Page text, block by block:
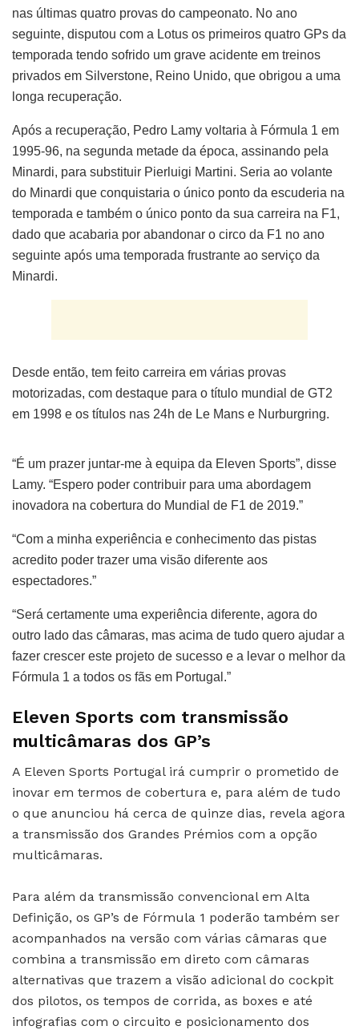
nas últimas quatro provas do campeonato. No ano
seguinte, disputou com a Lotus os primeiros quatro GPs da
temporada tendo sofrido um grave acidente em treinos
privados em Silverstone, Reino Unido, que obrigou a uma
longa recuperação.
Após a recuperação, Pedro Lamy voltaria à Fórmula 1 em
1995-96, na segunda metade da época, assinando pela
Minardi, para substituir Pierluigi Martini. Seria ao volante
do Minardi que conquistaria o único ponto da escuderia na
temporada e também o único ponto da sua carreira na F1,
dado que acabaria por abandonar o circo da F1 no ano
seguinte após uma temporada frustrante ao serviço da
Minardi.
Desde então, tem feito carreira em várias provas
motorizadas, com destaque para o título mundial de GT2
em 1998 e os títulos nas 24h de Le Mans e Nurburgring.
“É um prazer juntar-me à equipa da Eleven Sports”, disse
Lamy. “Espero poder contribuir para uma abordagem
inovadora na cobertura do Mundial de F1 de 2019.”
“Com a minha experiência e conhecimento das pistas
acredito poder trazer uma visão diferente aos
espectadores.”
“Será certamente uma experiência diferente, agora do
outro lado das câmaras, mas acima de tudo quero ajudar a
fazer crescer este projeto de sucesso e a levar o melhor da
Fórmula 1 a todos os fãs em Portugal.”
Eleven Sports com transmissão
multicâmaras dos GP’s
A Eleven Sports Portugal irá cumprir o prometido de
inovar em termos de cobertura e, para além de tudo
o que anunciou há cerca de quinze dias, revela agora
a transmissão dos Grandes Prémios com a opção
multicâmaras.
Para além da transmissão convencional em Alta
Definição, os GP’s de Fórmula 1 poderão também ser
acompanhados na versão com várias câmaras que
combina a transmissão em direto com câmaras
alternativas que trazem a visão adicional do cockpit
dos pilotos, os tempos de corrida, as boxes e até
infografias com o circuito e posicionamento dos